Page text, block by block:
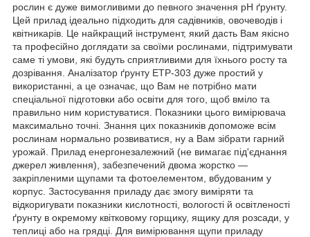
рослин є дуже вимогливими до певного значення pH ґрунту.
Цей прилад ідеально підходить для садівників, овочеводів і
квітникарів. Це найкращий інструмент, який дасть Вам якісно
та професійно доглядати за своїми рослинами, підтримувати
саме ті умови, які будуть сприятливими для їхнього росту та
дозрівання. Аналізатор ґрунту ETP-303 дуже простий у
використанні, а це означає, що Вам не потрібно мати
спеціальної підготовки або освіти для того, щоб вміло та
правильно ним користуватися. Показники цього вимірювача
максимально точні. Знання цих показників допоможе всім
рослинам нормально розвиватися, ну а Вам зібрати гарний
урожай. Прилад енергонезалежний (не вимагає під'єднання
джерел живлення), забезпечений двома жорстко —
закріпленими щупами та фотоелементом, вбудованим у
корпус. Застосування приладу дає змогу виміряти та
відкоригувати показники кислотності, вологості й освітленості
ґрунту в окремому квітковому горщику, ящику для розсади, у
теплиці або на грядці. Для вимірювання щупи приладу